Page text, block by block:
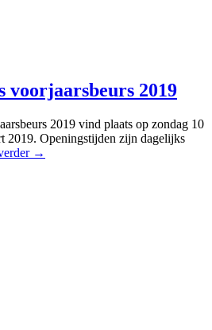
voorjaarsbeurs 2019
2019 vind plaats op zondag 10
2019. Openingstijden zijn dagelijks
→